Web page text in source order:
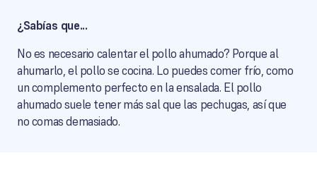
¿Sabías que...
No es necesario calentar el pollo ahumado? Porque al
ahumarlo, el pollo se cocina. Lo puedes comer frío, como
un complemento perfecto en la ensalada. El pollo
ahumado suele tener más sal que las pechugas, así que
no comas demasiado.